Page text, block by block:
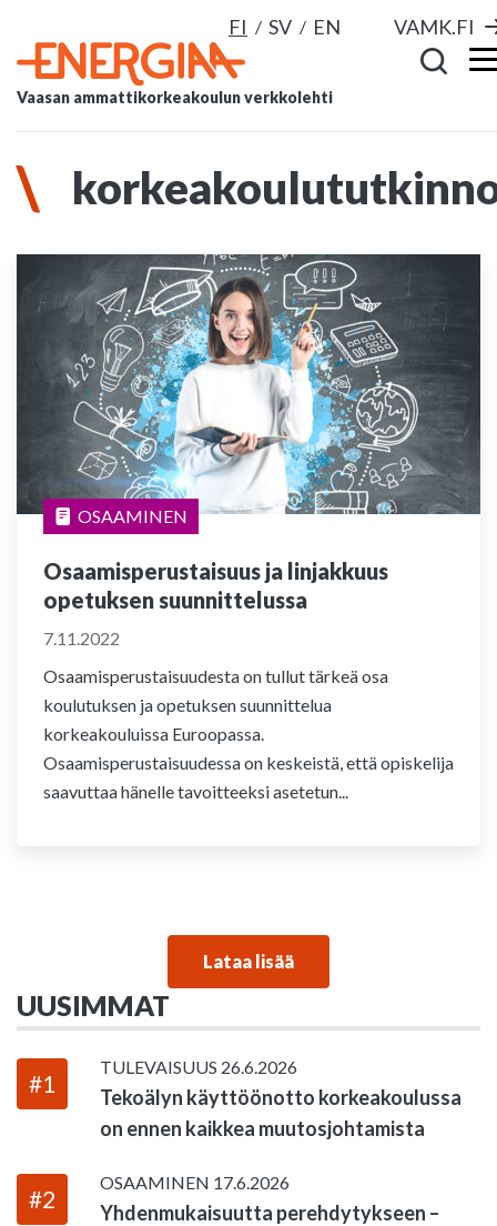
FI SV EN VAMK.FI
Vaasan ammattikorkeakoulun verkkolehti
OSAAMINEN
Osaamisperustaisuus ja linjakkuus
opetuksen suunnittelussa
7.11.2022
Osaamisperustaisuudesta on tullut tärkeä osa
koulutuksen ja opetuksen suunnittelua
korkeakouluissa Euroopassa.
Osaamisperustaisuudessa on keskeistä, että opiskelija
saavuttaa hänelle tavoitteeksi asetetun...
Lataa lisää
UUSIMMAT
#1
TULEVAISUUS 26.6.2026
Tekoälyn käyttöönotto korkeakoulussa
on ennen kaikkea muutosjohtamista
#2
OSAAMINEN 17.6.2026
Yhdenmukaisuutta perehdytykseen –